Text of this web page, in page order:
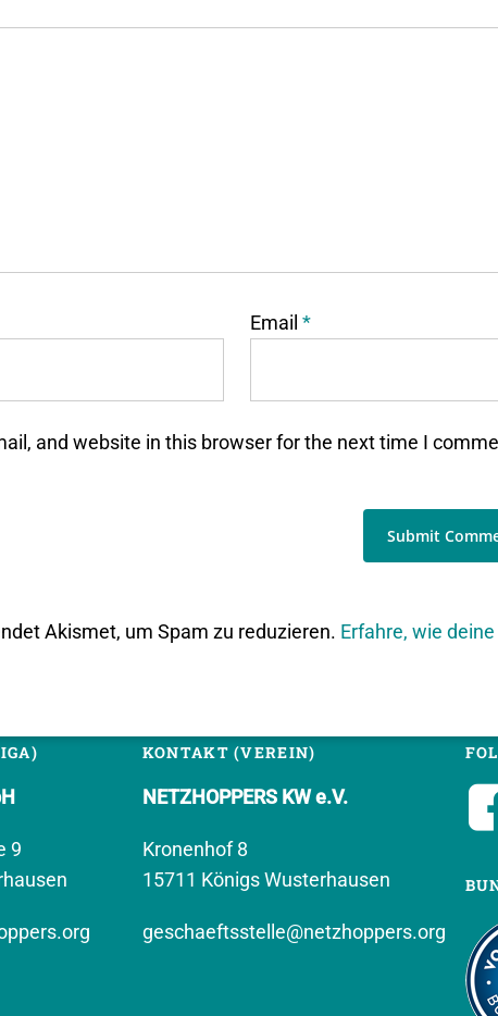
Email *
and website in this browser for the next time I
Akismet, um Spam zu reduzieren. Erfahre, wie
9
KONTAKT (VEREIN)
NETZHOPPERS KW e.V.
Kronenhof 8
15711 Königs Wusterhausen
geschaeftsstelle@netzhoppers.org